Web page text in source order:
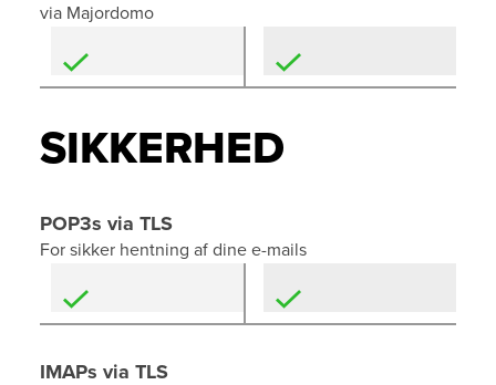
via Majordomo
SIKKERHED
POP3s via TLS
For sikker hentning af dine e-mails
IMAPs via TLS